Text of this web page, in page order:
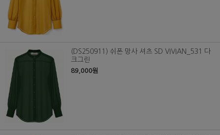
(DS250911) 쉬폰 망사 셔츠 SD VIVIAN_531 다
크그린
89,000원